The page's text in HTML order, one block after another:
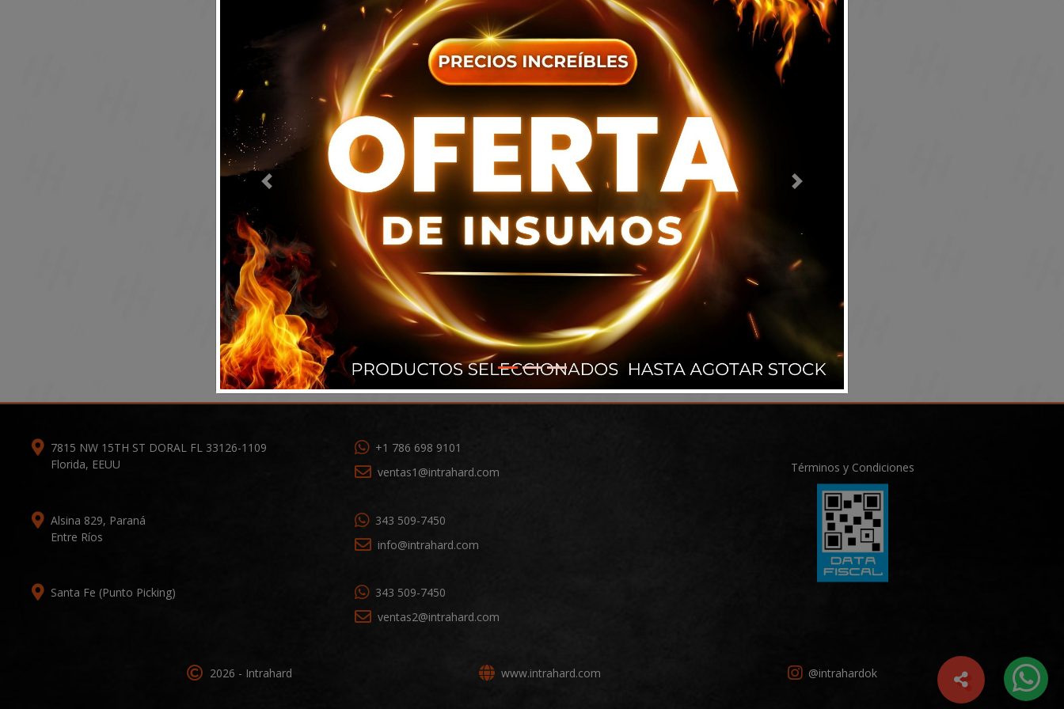
Previous Next
DATOS ENTREGA
Acepto todos lostérminos y condiciones
Volver Registrarse
7815 NW 15TH ST DORAL FL 33126-1109
Florida, EEUU
+1 786 698 9101
ventas1@intrahard.com
Alsina 829, Paraná
Entre Ríos
343 509-7450
info@intrahard.com
Santa Fe (Punto Picking)
343 509-7450
ventas2@intrahard.com
Términos y Condiciones
2026 - Intrahard www.intrahard.com @intrahardok